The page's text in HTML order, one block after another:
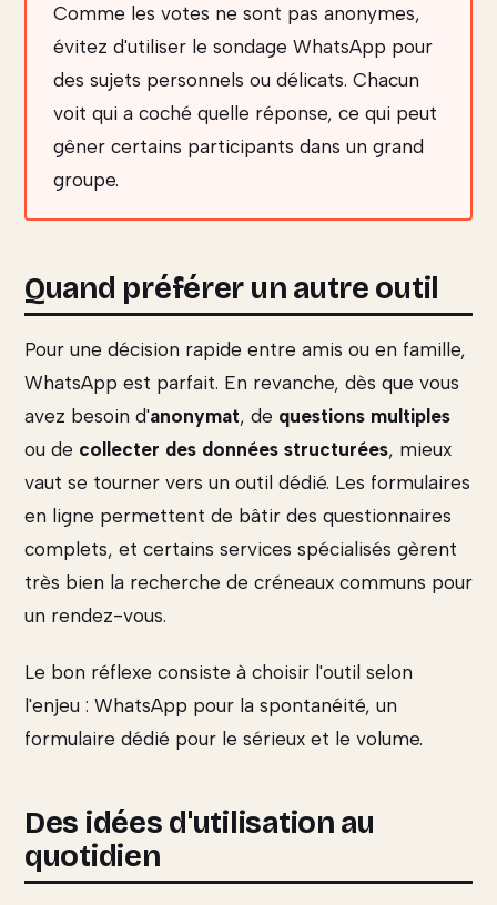
Comme les votes ne sont pas anonymes,
évitez d'utiliser le sondage WhatsApp pour
des sujets personnels ou délicats. Chacun
voit qui a coché quelle réponse, ce qui peut
gêner certains participants dans un grand
groupe.
Quand préférer un autre outil
Pour une décision rapide entre amis ou en famille,
WhatsApp est parfait. En revanche, dès que vous
avez besoin d'anonymat, de questions multiples
ou de collecter des données structurées, mieux
vaut se tourner vers un outil dédié. Les formulaires
en ligne permettent de bâtir des questionnaires
complets, et certains services spécialisés gèrent
très bien la recherche de créneaux communs pour
un rendez-vous.
Le bon réflexe consiste à choisir l'outil selon
l'enjeu : WhatsApp pour la spontanéité, un
formulaire dédié pour le sérieux et le volume.
Des idées d'utilisation au
quotidien